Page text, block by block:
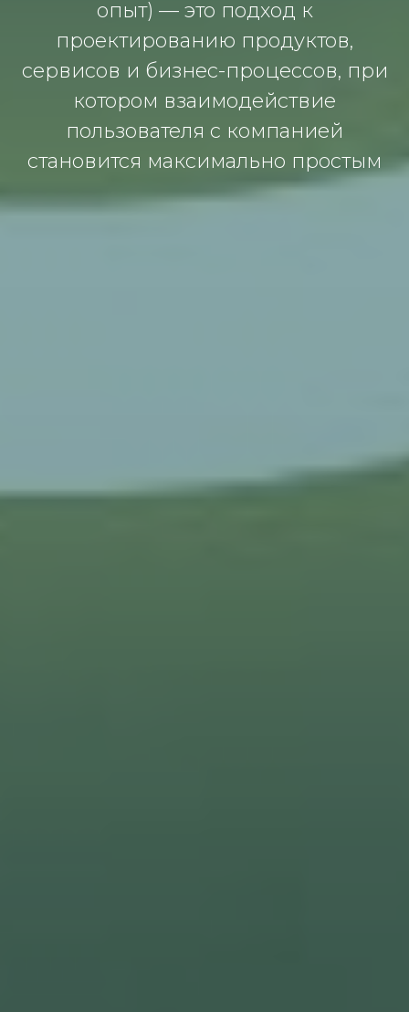
опыт) — это подход к
проектированию продуктов,
сервисов и бизнес-процессов, при
котором взаимодействие
пользователя с компанией
становится максимально простым